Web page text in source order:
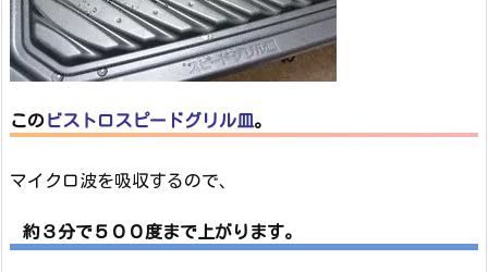
このビストロスピードグリル皿。
マイクロ波を吸収するので、
約３分で５００度まで上がります。